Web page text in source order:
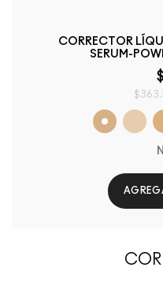
CORRECTOR
SERUM-